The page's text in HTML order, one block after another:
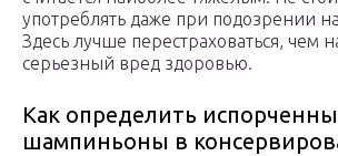
употреблять даже при подозрении
Здесь лучше перестраховаться, чем
серьезный вред здоровью.
Как определить
шампиньоны в